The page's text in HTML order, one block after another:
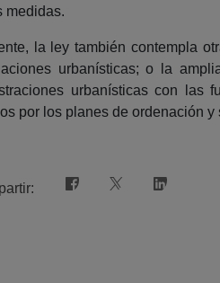
medidas.
la ley también contempla
urbanísticas; o la
urbanísticas con las
por los planes de ordenación